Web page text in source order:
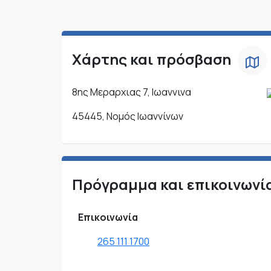
Χάρτης και πρόσβαση
8ης Μεραρχιας 7, Ιωαννινα
45445, Νομός Ιωαννίνων
Πρόγραμμα και
Επικοινωνία
265 111 1700